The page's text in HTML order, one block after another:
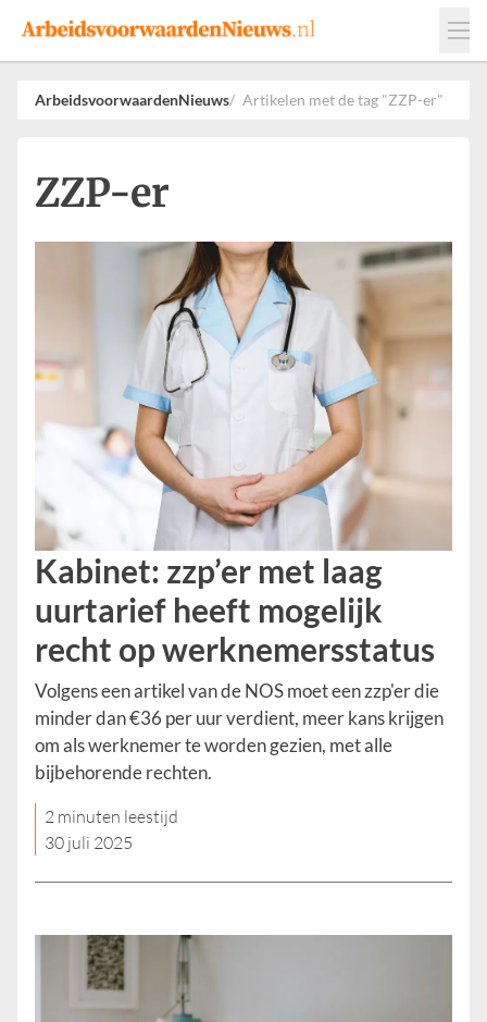
Events
Adverteren
Leveranciers
ArbeidsvoorwaardenNieuws Artikelen met de tag "ZZP-er"
ZZP-er
Kabinet: zzp’er met laag
uurtarief heeft mogelijk
recht op werknemersstatus
Volgens een artikel van de NOS moet een zzp'er die
minder dan €36 per uur verdient, meer kans krijgen
om als werknemer te worden gezien, met alle
bijbehorende rechten.
2 minuten leestijd
30 juli 2025